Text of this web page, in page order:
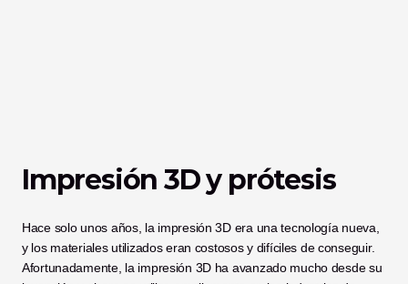
Impresión 3D y prótesis
Hace solo unos años, la impresión 3D era una tecnología nueva,
y los materiales utilizados eran costosos y difíciles de conseguir.
Afortunadamente, la impresión 3D ha avanzado mucho desde su